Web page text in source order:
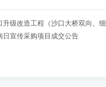
级改造工程（沙口大桥双向、
日宣传采购项目成交公告